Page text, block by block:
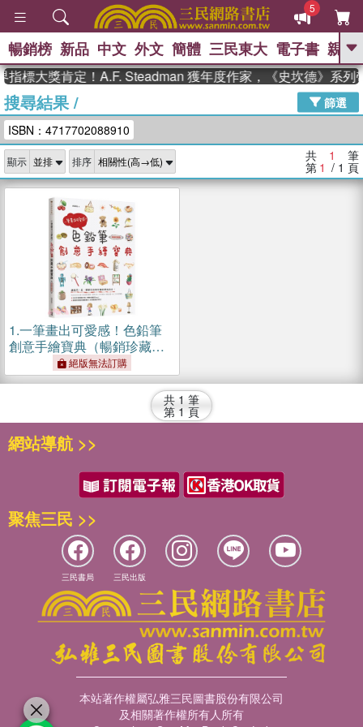
5
GO
高希均教授回憶錄
、 The Odyssey 、 父親節 、 花開錦
李登輝時代 、 數學女孩：黎曼猜想
、
如果歷史是一
群喵 、 臺灣漫遊錄
暢銷榜 新品 中文 外文 簡體 三民東大 電子書 親子
標大獎肯定！A.F. Steadman 獲年度作家，《史坎德》系列
搜尋結果/
篩選
ISBN：4717702088910
顯示 排序 共 1 筆
第 1 / 1 頁
1.一筆畫出可愛感！色鉛筆
創意手繪寶典（暢銷珍藏
絕版無法訂購
共 1 筆
第 1 頁
網站導航 >>
聚焦三民 >>
三民書局 三民出版
本站著作權屬弘雅三民圖書股份有限公司
及相關著作權所有人所有